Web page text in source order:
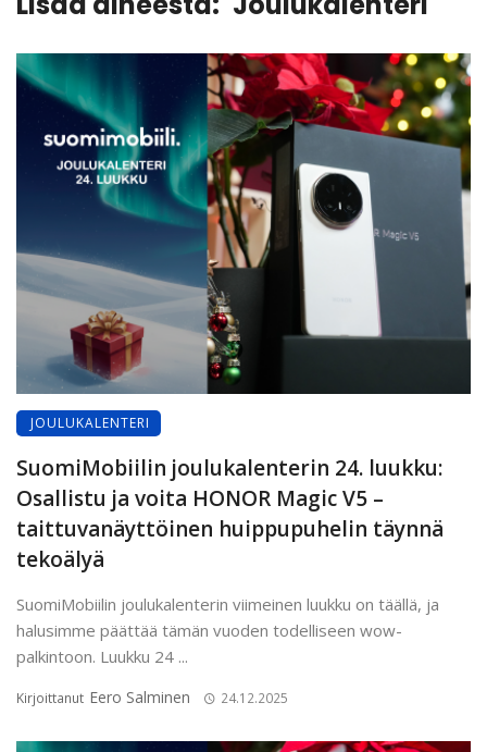
JOULUKALENTERI
SuomiMobiilin joulukalenterin 24. luukku:
Osallistu ja voita HONOR Magic V5 –
taittuvanäyttöinen huippupuhelin täynnä
tekoälyä
SuomiMobiilin joulukalenterin viimeinen luukku on täällä, ja
halusimme päättää tämän vuoden todelliseen wow-
palkintoon. Luukku 24 ...
Kirjoittanut Eero Salminen 24.12.2025